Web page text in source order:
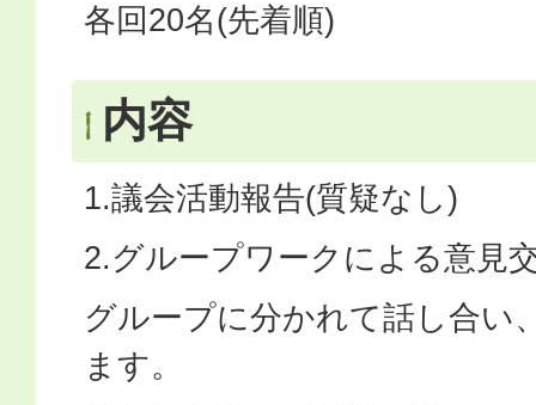
各回20名(先着順)
内容
1.議会活動報告(質疑なし)
2.グループワークによる意見
グループに分かれて話し合い
ます。